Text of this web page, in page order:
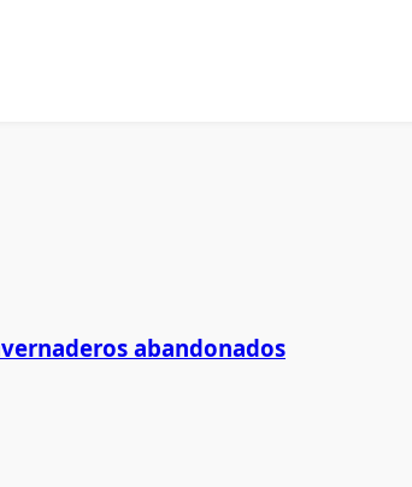
abandonados